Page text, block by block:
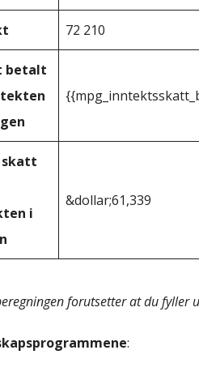
72 210
betalt
i
&dollar;61,339
forutsetter at du fyller
: